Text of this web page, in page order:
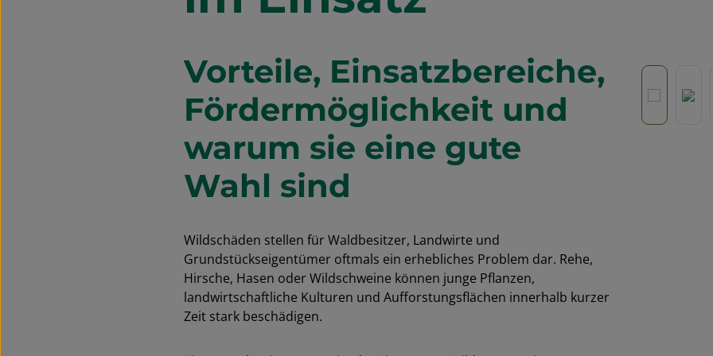
Vorteile, Einsatzbereiche,
Fördermöglichkeit und
warum sie eine gute
Wahl sind
Wildschäden stellen für Waldbesitzer, Landwirte und
Grundstückseigentümer oftmals ein erhebliches Problem dar. Rehe,
Hirsche, Hasen oder Wildschweine können junge Pflanzen,
landwirtschaftliche Kulturen und Aufforstungsflächen innerhalb kurzer
Zeit stark beschädigen.
Skip image